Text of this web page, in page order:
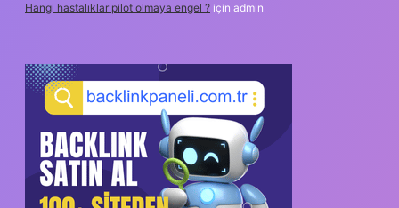
Hangi hastalıklar pilot olmaya engel ? için admin